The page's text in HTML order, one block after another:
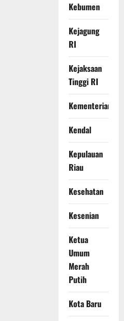
Kebumen
Kejagung
RI
Kejaksaan
Tinggi RI
Kementerian
Kendal
Kepulauan
Riau
Kesehatan
Kesenian
Ketua
Umum
Merah
Putih
Kota Baru